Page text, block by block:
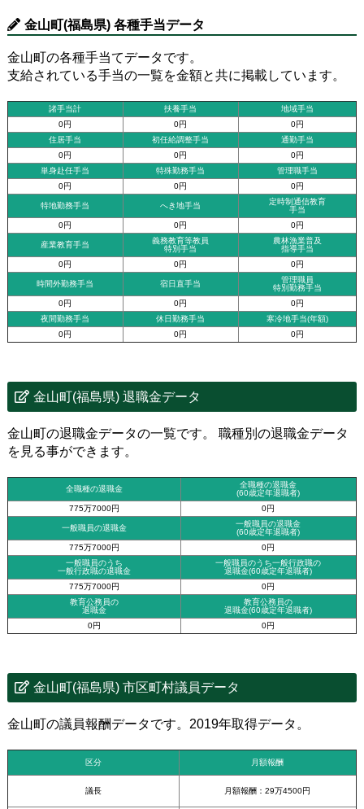
金山町(福島県) 各種手当データ
金山町の各種手当てデータです。
支給されている手当の一覧を金額と共に掲載しています。
諸手当計 扶養手当
地域手当
0円
0円
0円
住居手当
初任給調整手当
通勤手当
0円
0円
0円
単身赴任手当
特殊勤務手当
管理職手当
0円
0円 0円
特地勤務手当 へき地手当
定時制通信教育
手当
0円
0円 0円
産業教育手当
義務教育等教員
特別手当
農林漁業普及
指導手当
0円
0円 0円
時間外勤務手当 宿日直手当
管理職員
特別勤務手当
0円
0円
0円
夜間勤務手当
休日勤務手当
寒冷地手当(年額)
0円
0円 0円
金山町(福島県) 退職金データ
金山町の退職金データの一覧です。 職種別の退職金データ
を見る事ができます。
全職種の退職金
全職種の退職金
(60歳定年退職者)
775万7000円
0円
一般職員の退職金
一般職員の退職金
(60歳定年退職者)
775万7000円
0円
一般職員のうち
一般行政職の退職金
一般職員のうち一般行政職の
退職金(60歳定年退職者)
775万7000円
0円
教育公務員の
退職金
教育公務員の
退職金(60歳定年退職者)
0円
0円
金山町(福島県) 市区町村議員データ
金山町の議員報酬データです。2019年取得データ。
区分 月額報酬
議長 月額報酬：29万4500円